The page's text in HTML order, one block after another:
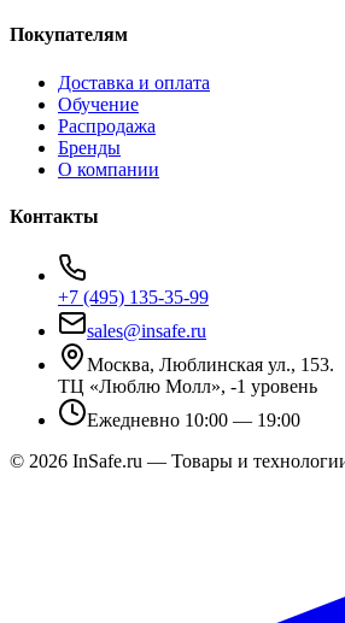
Покупателям
Доставка и оплата
Обучение
Распродажа
Бренды
О компании
Контакты
+7 (495) 135-35-99
sales@insafe.ru
Москва, Люблинская ул., 153.
ТЦ «Люблю Молл», -1 уровень
Ежедневно 10:00 — 19:00
© 2026 InSafe.ru — Товары и